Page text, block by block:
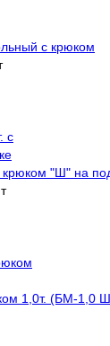
с крюком
крюком "Ш" на
1,0т. (БМ-1,0